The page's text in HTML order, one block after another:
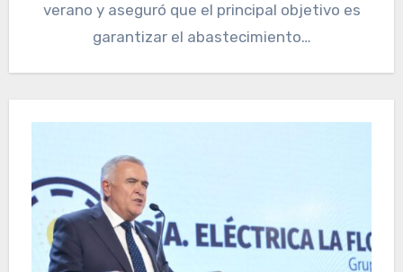
verano y aseguró que el principal objetivo es
garantizar el abastecimiento…